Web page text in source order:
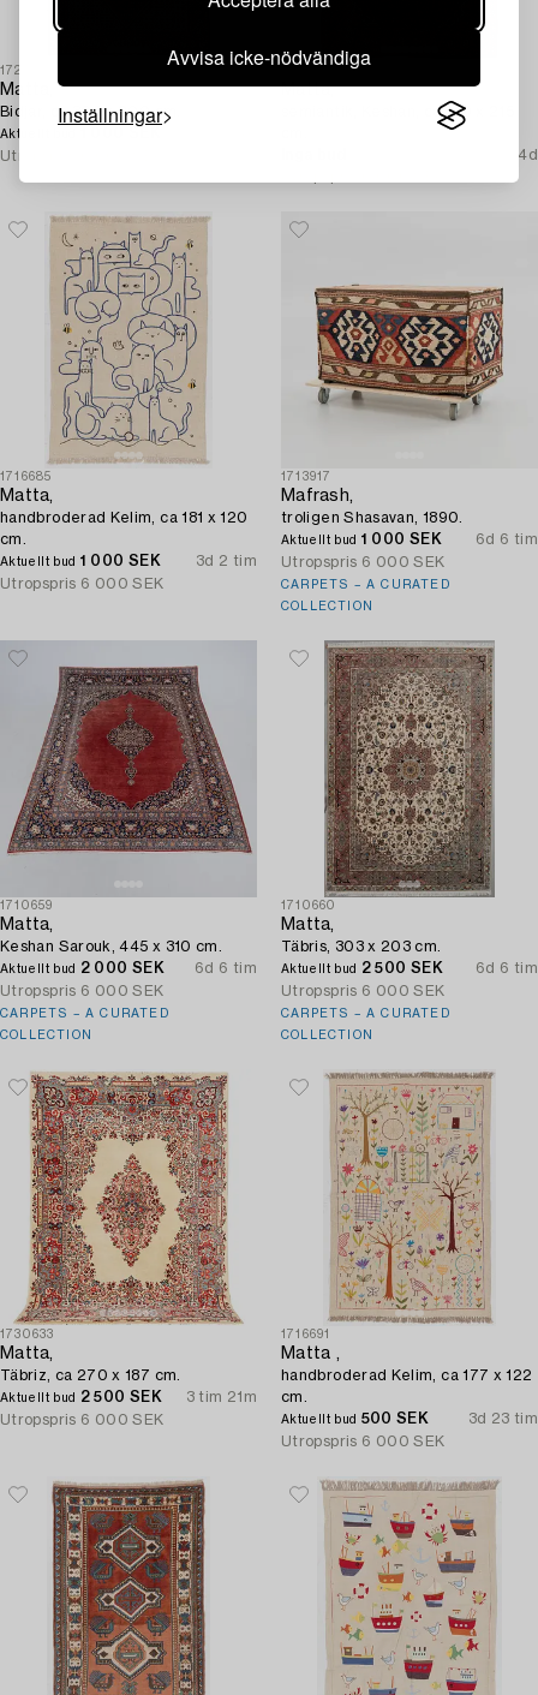
Avvisa icke-nödvändiga
Inställningar
1726022
Matta,
Bidjar, ca 305 x 200 cm.
Aktuellt bud
Utropspris
Matta,
semiantik, Keshan, ca 310 x 215
4d
1716685
Matta,
handbroderad Kelim, ca 181 x 120
cm.
Aktuellt bud 1 000 SEK
3d 2 tim
Utropspris 6 000 SEK
1713917
Mafrash,
troligen Shasavan, 1890.
Aktuellt bud 1 000 SEK
6d 6 tim
Utropspris 6 000 SEK
CARPETS – A CURATED
COLLECTION
1710659
Matta,
Keshan Sarouk, 445 x 310 cm.
Aktuellt bud 2 000 SEK
6d 6 tim
Utropspris 6 000 SEK
CARPETS – A CURATED
COLLECTION
1710660
Matta,
Täbris, 303 x 203 cm.
Aktuellt bud 2 500 SEK
6d 6 tim
Utropspris 6 000 SEK
CARPETS – A CURATED
COLLECTION
1730633
Matta,
Täbriz, ca 270 x 187 cm.
Aktuellt bud 2 500 SEK
3 tim 21m
Utropspris 6 000 SEK
1716691
Matta ,
handbroderad Kelim, ca 177 x 122
cm.
Aktuellt bud 500 SEK
3d 23 tim
Utropspris 6 000 SEK